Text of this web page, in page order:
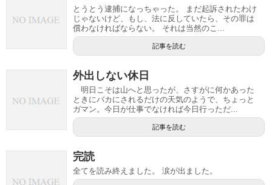
とうとう逮捕になっちゃった。 まだ起訴されたわけ
じゃないけど、もし、法に反していたら、その罪は
償わなければならない。 それは当然のこ...
記事を読む
外出しない休日
明日こそは山へと思ったが、さすがに何かあった
ときにバカにされるだけの天気のようで、ちょっと
ガマン。今日が仕事でなければ今日行っただ...
記事を読む
完読
全てを読み終えました。 涙が出ました。